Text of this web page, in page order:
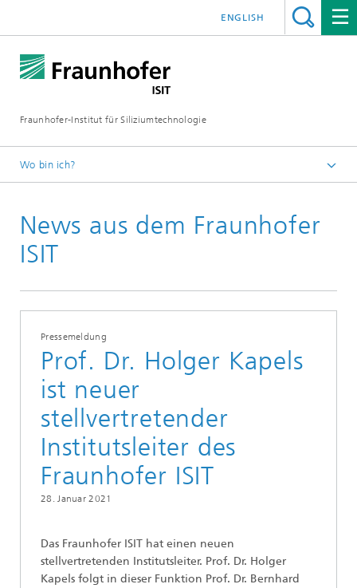
Fraunhofer-Institut für Siliziumtechnologie
ENGLISH
Wo bin ich?
News aus dem Fraunhofer
ISIT
Pressemeldung
Prof. Dr. Holger Kapels
ist neuer
stellvertretender
Institutsleiter des
Fraunhofer ISIT
28. Januar 2021
Das Fraunhofer ISIT hat einen neuen
stellvertretenden Institutsleiter. Prof. Dr. Holger
Kapels folgt in dieser Funktion Prof. Dr. Bernhard